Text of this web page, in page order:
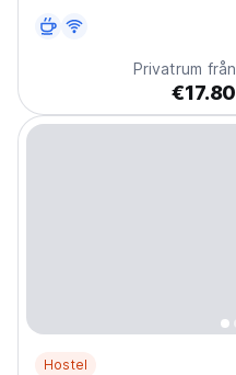
Privatrum från
€17.80
Hostel